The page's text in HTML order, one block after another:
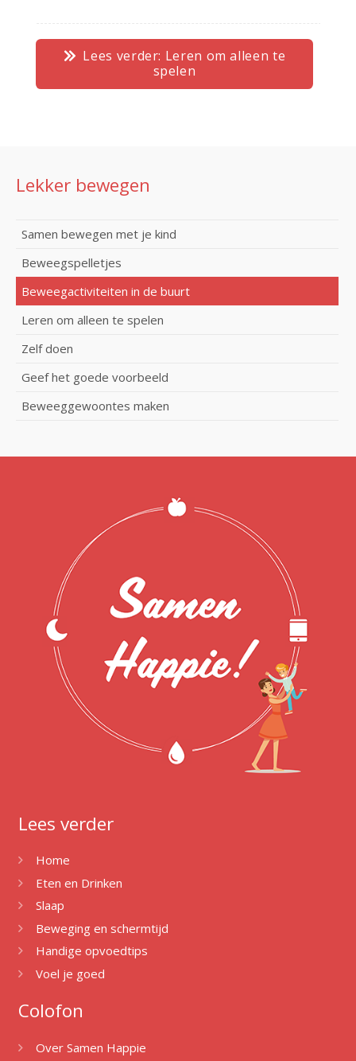
Lees verder: Leren om alleen te
spelen
Lekker bewegen
Samen bewegen met je kind
Beweegspelletjes
Beweegactiviteiten in de buurt
Leren om alleen te spelen
Zelf doen
Geef het goede voorbeeld
Beweeggewoontes maken
Lees verder
Home
Eten en Drinken
Slaap
Beweging en schermtijd
Handige opvoedtips
Voel je goed
Colofon
Over Samen Happie